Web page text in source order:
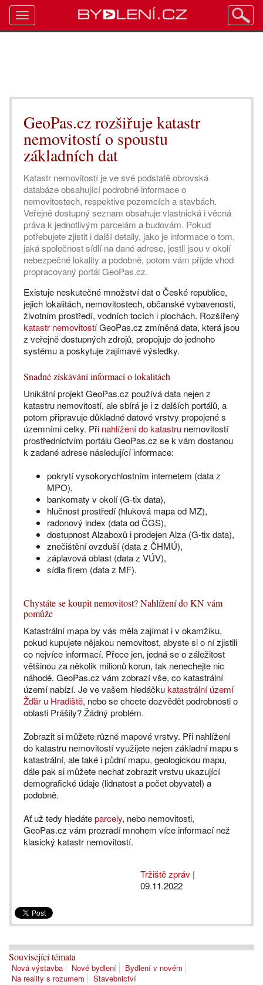
GeoPas.cz rozšiřuje katastr
nemovitostí o spoustu
základních dat
Katastr nemovitostí je ve své podstatě obrovská
databáze obsahující podrobné informace o
nemovitostech, respektive pozemcích a stavbách.
Veřejně dostupný seznam obsahuje vlastnická i věcná
práva k jednotlivým parcelám a budovám. Pokud
potřebujete zjistit i další detaily, jako je informace o tom,
jaká společnost sídlí na dané adrese, jestli jsou v okolí
nebezpečné lokality a podobně, potom vám přijde vhod
propracovaný portál GeoPas.cz.
Existuje neskutečné množství dat o České republice,
jejich lokalitách, nemovitostech, občanské vybavenosti,
životním prostředí, vodních tocích i plochách. Rozšířený
katastr nemovitostíGeoPas.cz zmíněná data, která jsou
z veřejně dostupných zdrojů, propojuje do jednoho
systému a poskytuje zajímavé výsledky.
Snadné získávání informací o lokalitách
Unikátní projekt GeoPas.cz používá data nejen z
katastru nemovitostí, ale sbírá je i z dalších portálů, a
potom připravuje důkladné datové vrstvy propojené s
územními celky. Při nahlížení do katastru nemovitostí
prostřednictvím portálu GeoPas.cz se k vám dostanou
k zadané adrese následující informace:
pokrytí vysokorychlostním internetem (data z
MPO),
bankomaty v okolí (G-tix data),
hlučnost prostředí (hluková mapa od MZ),
radonový index (data od ČGS),
dostupnost Alzaboxů i prodejen Alza (G-tix data),
znečištění ovzduší (data z ČHMÚ),
záplavová oblast (data z VÚV),
sídla firem (data z MF).
Chystáte se koupit nemovitost? Nahlížení do KN vám
pomůže
Katastrální mapa by vás měla zajímat i v okamžiku,
pokud kupujete nějakou nemovitost, abyste si o ní zjistili
co nejvíce informací. Přece jen, jedná se o záležitost
většinou za několik milionů korun, tak nenechejte nic
náhodě. GeoPas.cz vám zobrazí vše, co katastrální
území nabízí. Je ve vašem hledáčkukatastrální území
Žďár u Hradiště, nebo se chcete dozvědět podrobnosti o
oblasti Prášily? Žádný problém.
Zobrazit si můžete různé mapové vrstvy. Při nahlížení
do katastru nemovitostí využijete nejen základní mapu s
katastrální, ale také i půdní mapu, geologickou mapu,
dále pak si můžete nechat zobrazit vrstvu ukazující
demografické údaje (lidnatost a počet obyvatel) a
podobně.
Ať už tedy hledáteparcely, nebo nemovitosti,
GeoPas.cz vám prozradí mnohem více informací než
klasický katastr nemovitostí.
Tržiště zpráv |
09.11.2022
Související témata
Nová výstavba Nové bydlení
Bydlení v novém
Na reality s rozumem
Stavebnictví
Toggle
navigation